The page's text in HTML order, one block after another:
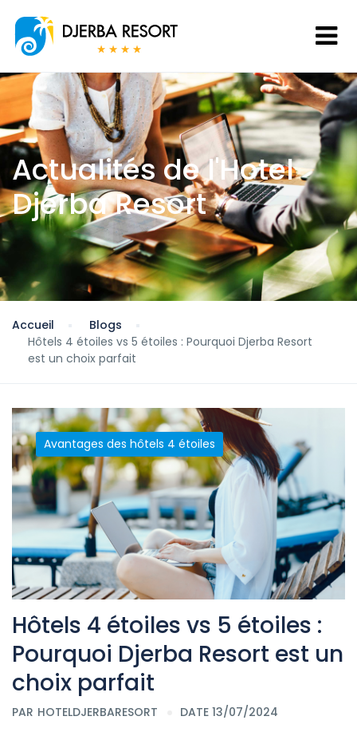
Actualités de l'Hotel
Djerba Resort
Accueil
Blogs
Hôtels 4 étoiles vs 5 étoiles : Pourquoi Djerba Resort
est un choix parfait
Avantages des hôtels 4 étoiles
Hôtels 4 étoiles vs 5 étoiles :
Pourquoi Djerba Resort est un
choix parfait
PAR HOTELDJERBARESORT DATE 13/07/2024